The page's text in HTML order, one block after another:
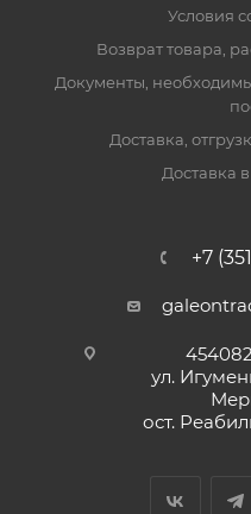
Условия
Возврат товара,
Документы,
Доставка,
Доставка
+7
ул.
ост.